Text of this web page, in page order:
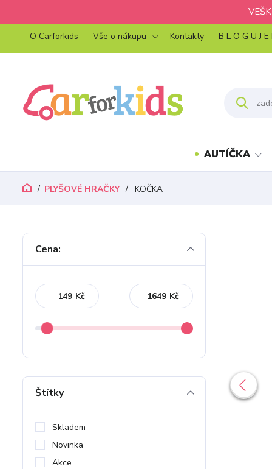
O Carforkids Vše o nákupu Kontakty B L O G U J E
AUTÍČKA
PLYŠOVÉ HRAČKY KOČKA
Cena:
Kč Kč
Štítky
Skladem
Novinka
Akce